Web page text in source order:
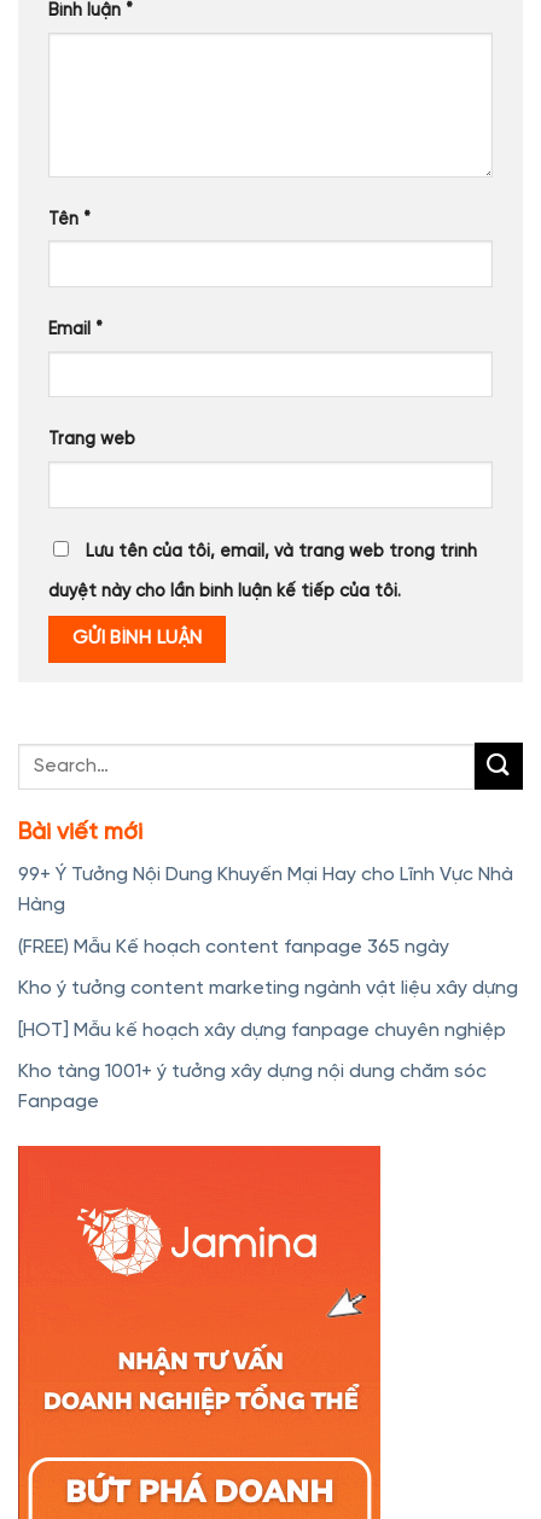
Bình luận *
Tên *
Email *
Trang web
Lưu tên của tôi, email, và trang web trong trình
duyệt này cho lần bình luận kế tiếp của tôi.
Bài viết mới
99+ Ý Tưởng Nội Dung Khuyến Mại Hay cho Lĩnh Vực Nhà
Hàng
(FREE) Mẫu Kế hoạch content fanpage 365 ngày
Kho ý tưởng content marketing ngành vật liệu xây dựng
[HOT] Mẫu kế hoạch xây dựng fanpage chuyên nghiệp
Kho tàng 1001+ ý tưởng xây dựng nội dung chăm sóc
Fanpage